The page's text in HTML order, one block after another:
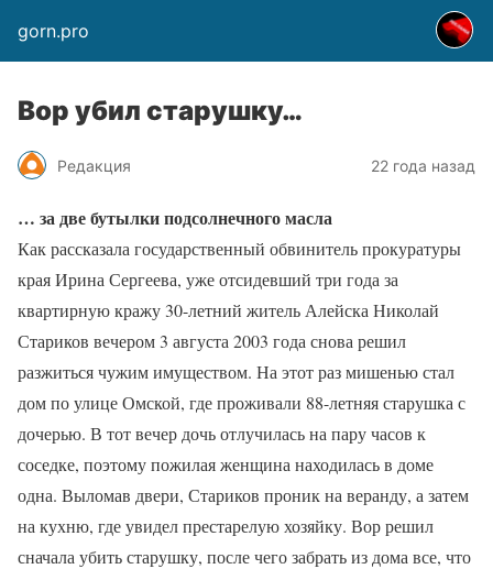
gorn.pro
Вор убил старушку…
Редакция 22 года назад
… за две бутылки подсолнечного масла
Как рассказала государственный обвинитель прокуратуры
края Ирина Сергеева, уже отсидевший три года за
квартирную кражу 30-летний житель Алейска Николай
Стариков вечером 3 августа 2003 года снова решил
разжиться чужим имуществом. На этот раз мишенью стал
дом по улице Омской, где проживали 88-летняя старушка с
дочерью. В тот вечер дочь отлучилась на пару часов к
соседке, поэтому пожилая женщина находилась в доме
одна. Выломав двери, Стариков проник на веранду, а затем
на кухню, где увидел престарелую хозяйку. Вор решил
сначала убить старушку, после чего забрать из дома все, что